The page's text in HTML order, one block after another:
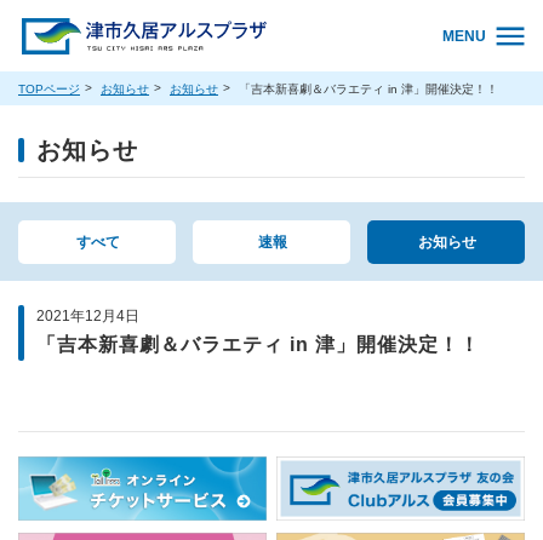
MENU
TOPページ お知らせ お知らせ 「吉本新喜劇＆バラエティ in 津」開催決定！！
お知らせ
すべて 速報 お知らせ
2021年12月4日
「吉本新喜劇＆バラエティ in 津」開催決定！！